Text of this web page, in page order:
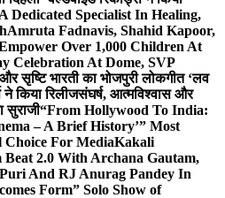
Dedicated Specialist In Healing,
Amruta Fadnavis, Shahid Kapoor,
Over 1,000 Children At
Celebration At Dome, SVP
और सृष्टि भारती का भोजपुरी लोकगीत ‘लव
ने किया रिलीजसंघर्ष, आत्मविश्वास और
सुराजी“From Hollywood To India:
– A Brief History’” Most
Choice For MediaKakali
2.0 With Archana Gautam,
And RJ Anurag Pandey In
Form” Solo Show of